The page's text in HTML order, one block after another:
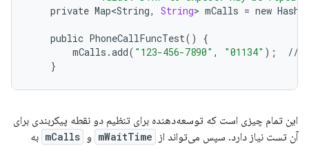
private Map<String, String> mCalls = new
public PhoneCallFuncTest()
{
mCalls .add( "123-456-7890" , "01134" ); //
}
این تمام چیزی است که توسعه‌دهنده برای تنظیم دو نقطه پیکربندی برای
آن تست نیاز دارد. سپس می‌تواند از
mWaitTime و mCalls به